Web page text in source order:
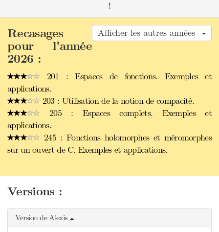
!
Afficher les autres années
Recasages
pour l'année
2026 :
201 : Espaces de fonctions. Exemples et
applications.
203 : Utilisation de la notion de compacité.
205 : Espaces complets. Exemples et
applications.
245 : Fonctions holomorphes et méromorphes
sur un ouvert de C. Exemples et applications.
Versions :
Version de Alexis